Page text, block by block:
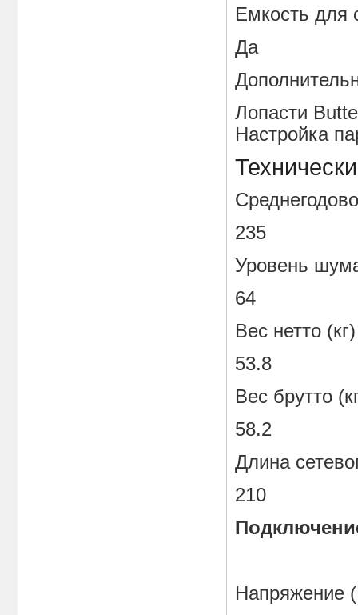
Емкость
Да
Лопасти
Настройка
235
Уровень
64
Вес нетто (кг)
53.8
Вес брутто
58.2
Длина
210
Напряжение